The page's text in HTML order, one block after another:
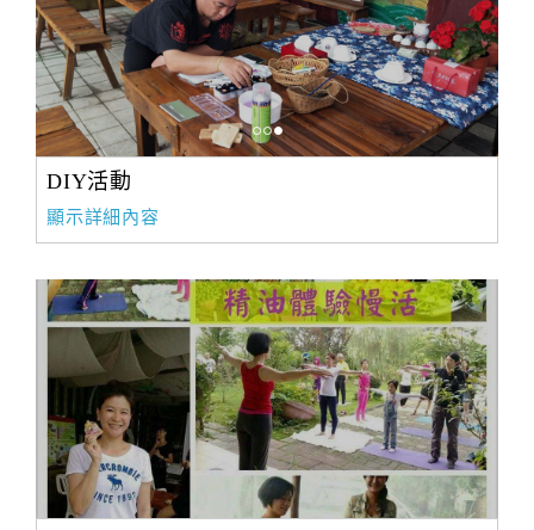
DIY活動
顯示詳細內容